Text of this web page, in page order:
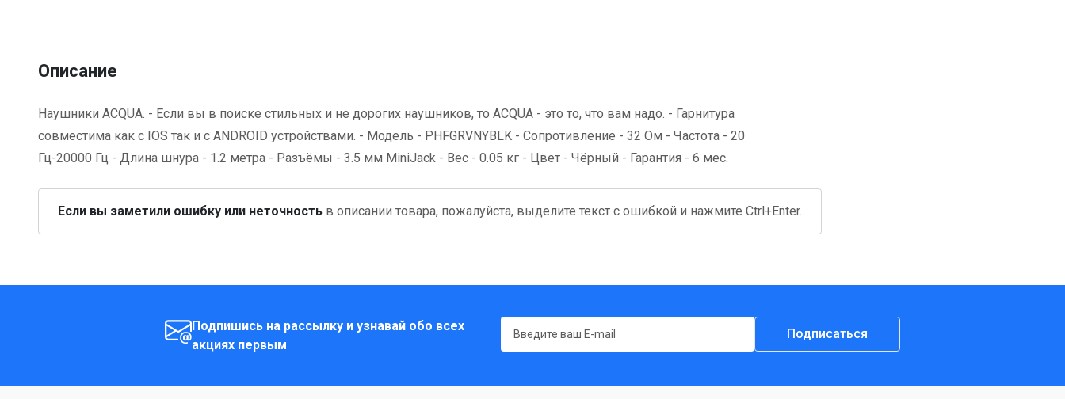
Описание
Наушники ACQUA. - Если вы в поиске стильных и не дорогих наушников, то ACQUA - это то, что вам надо. - Гарнитура
совместима как с IOS так и с ANDROID устройствами. - Модель - PHFGRVNYBLK - Сопротивление - 32 Ом - Частота - 20
Гц-20000 Гц - Длина шнура - 1.2 метра - Разъёмы - 3.5 мм MiniJack - Вес - 0.05 кг - Цвет - Чёрный - Гарантия - 6 мес.
Если вы заметили ошибку или неточность в описании товара, пожалуйста, выделите текст с ошибкой и нажмите Ctrl+Enter.
Подпишись на рассылку и узнавай обо всех
акциях первым
Подписаться